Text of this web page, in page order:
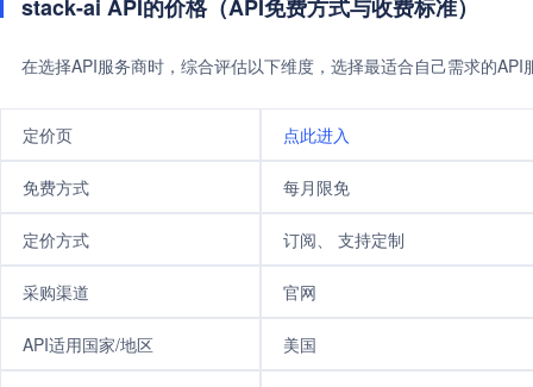
stack-ai API的价格（API免费方式与收费标准）
在选择API服务商时，综合评估以下维度，选择最适合自己需求的
定价页 点此进入
免费方式 每月限免
定价方式 订阅、 支持定制
采购渠道 官网
API适用国家/地区 美国